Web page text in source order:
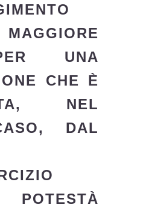
UNA
CHE È
NEL
DAL